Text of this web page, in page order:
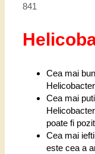
841
Cea mai
Cea mai
poate fi
Cea mai
este cea a